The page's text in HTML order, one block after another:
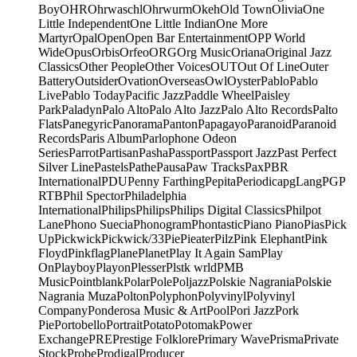
BoyOHROhrwaschlOhrwurmOkehOld TownOliviaOne
Little IndependentOne Little IndianOne More
MartyrOpalOpenOpen Bar EntertainmentOPP World
WideOpusOrbisOrfeoORGOrg MusicOrianaOriginal Jazz
ClassicsOther PeopleOther VoicesOUTOut Of LineOuter
BatteryOutsiderOvationOverseasOwlOysterPabloPablo
LivePablo TodayPacific JazzPaddle WheelPaisley
ParkPaladynPalo AltoPalo Alto JazzPalo Alto RecordsPalto
FlatsPanegyricPanoramaPantonPapagayoParanoidParanoid
RecordsParis AlbumParlophone Odeon
SeriesParrotPartisanPashaPassportPassport JazzPast Perfect
Silver LinePastelsPathePausaPaw TracksPaxPBR
InternationalPDUPenny FarthingPepitaPeriodicapgLangPGP
RTBPhil SpectorPhiladelphia
InternationalPhilipsPhilipsPhilips Digital ClassicsPhilpot
LanePhono SueciaPhonogramPhontasticPiano PianoPiasPick
UpPickwickPickwick/33PiePieaterPilzPink ElephantPink
FloydPinkflagPlanePlanetPlay It Again SamPlay
OnPlayboyPlayonPlesserPlstk wrldPMB
MusicPointblankPolarPolePoljazzPolskie NagraniaPolskie
Nagrania MuzaPoltonPolyphonPolyvinylPolyvinyl
CompanyPonderosa Music & ArtPoolPori JazzPork
PiePortobelloPortraitPotatoPotomakPower
ExchangePREPrestige FolklorePrimary WavePrismaPrivate
StockProbeProdigalProducer